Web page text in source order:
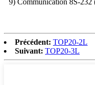
Précédent: TOP20-2L
Suivant: TOP20-3L